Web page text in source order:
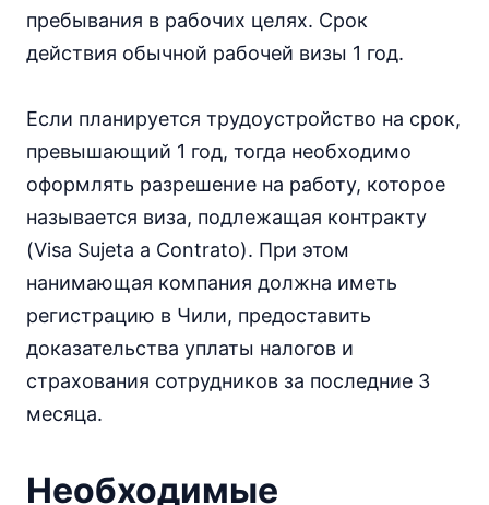
пребывания в рабочих целях. Срок
действия обычной рабочей визы 1 год.
Если планируется трудоустройство на срок,
превышающий 1 год, тогда необходимо
оформлять разрешение на работу, которое
называется виза, подлежащая контракту
(Visa Sujeta a Contrato). При этом
нанимающая компания должна иметь
регистрацию в Чили, предоставить
доказательства уплаты налогов и
страхования сотрудников за последние 3
месяца.
Необходимые